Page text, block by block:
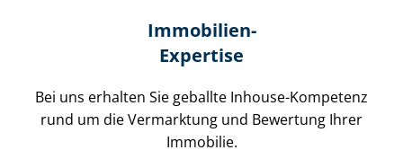
Immobilien-
Expertise
Bei uns erhalten Sie geballte Inhouse-Kompetenz
rund um die Vermarktung und Bewertung Ihrer
Immobilie.